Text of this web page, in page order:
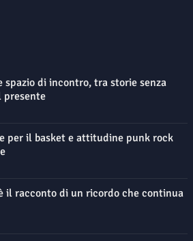
spazio di incontro, tra storie senza
presente
per il basket e attitudine punk rock
il racconto di un ricordo che continua